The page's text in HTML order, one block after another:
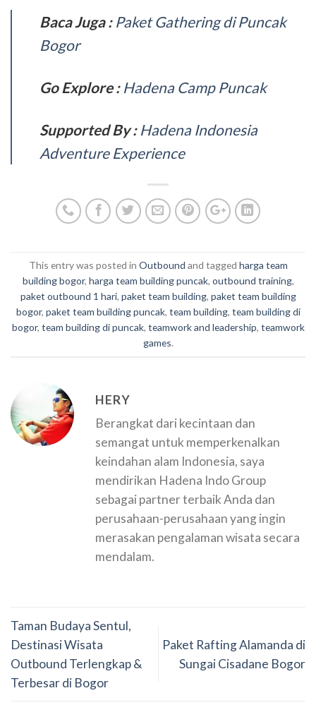
Baca Juga : Paket Gathering di Puncak
Bogor
Go Explore : Hadena Camp Puncak
Supported By : Hadena Indonesia
Adventure Experience
This entry was posted in Outbound and tagged harga team
building bogor, harga team building puncak, outbound training,
paket outbound 1 hari, paket team building, paket team building
bogor, paket team building puncak, team building, team building di
bogor, team building di puncak, teamwork and leadership, teamwork
games.
HERY
Berangkat dari kecintaan dan
semangat untuk memperkenalkan
keindahan alam Indonesia, saya
mendirikan Hadena Indo Group
sebagai partner terbaik Anda dan
perusahaan-perusahaan yang ingin
merasakan pengalaman wisata secara
mendalam.
Taman Budaya Sentul,
Destinasi Wisata
Outbound Terlengkap &
Terbesar di Bogor
Paket Rafting Alamanda di
Sungai Cisadane Bogor